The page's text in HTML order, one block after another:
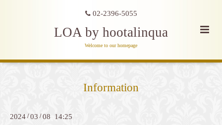
02-2396-5055
LOA by hootalinqua
Welcome to our homepage
Information
2024 /03 /08 14:25